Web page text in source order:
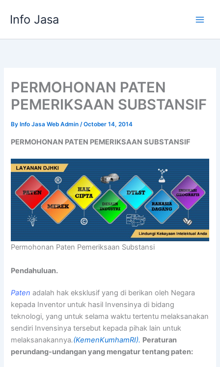
Info Jasa
PERMOHONAN PATEN
PEMERIKSAAN SUBSTANSIF
By Info Jasa Web Admin/October 14, 2014
PERMOHONAN PATEN PEMERIKSAAN SUBSTANSIF
Permohonan Paten Pemeriksaan Substansi
Pendahuluan.
Paten adalah hak eksklusif yang di berikan oleh Negara
kepada Inventor untuk hasil Invensinya di bidang
teknologi, yang untuk selama waktu tertentu melaksanakan
sendiri Invensinya tersebut kepada pihak lain untuk
melaksanakannya.(KemenKumhamRI). Peraturan
perundang-undangan yang mengatur tentang paten: